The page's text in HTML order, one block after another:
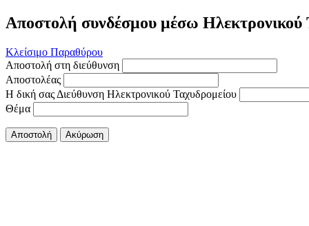
Αποστολή συνδέσμου μέσω Ηλεκτρονικού
Κλείσιμο Παραθύρου
Αποστολή στη διεύθυνση
Αποστολέας
Η δική σας Διεύθυνση Ηλεκτρονικού Ταχυδρομείου
Θέμα
Αποστολή Ακύρωση